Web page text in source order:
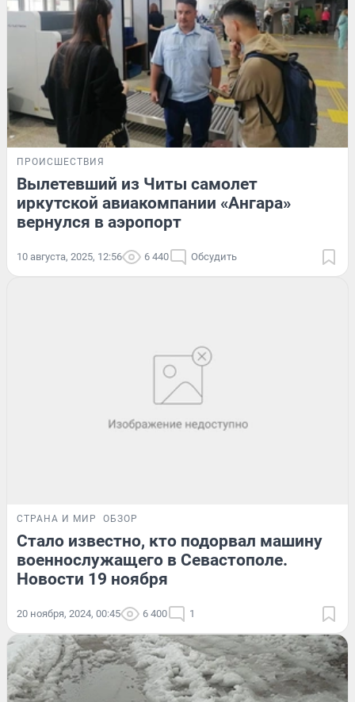
ПРОИСШЕСТВИЯ
Вылетевший из Читы самолет
иркутской авиакомпании «Ангара»
вернулся в аэропорт
10 августа, 2025, 12:56 6 440 Обсудить
СТРАНА И МИР ОБЗОР
Стало известно, кто подорвал машину
военнослужащего в Севастополе.
Новости 19 ноября
20 ноября, 2024, 00:45 6 400 1